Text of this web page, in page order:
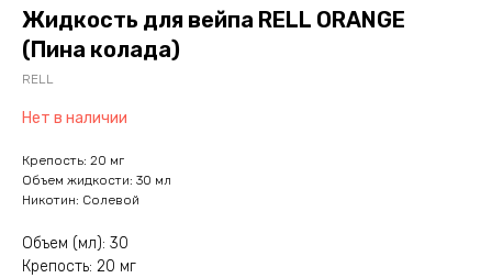
Жидкость для вейпа RELL ORANGE
(Пина колада)
RELL
Нет в наличии
Крепость: 20 мг
Объем жидкости: 30 мл
Никотин: Солевой
Объем (мл): 30
Крепость: 20 мг